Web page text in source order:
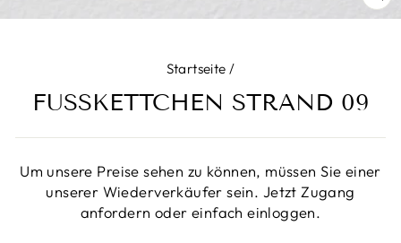
Startseite /
FUSSKETTCHEN STRAND 09
Um unsere Preise sehen zu können, müssen Sie einer
unserer Wiederverkäufer sein. Jetzt Zugang
anfordern oder einfach einloggen.